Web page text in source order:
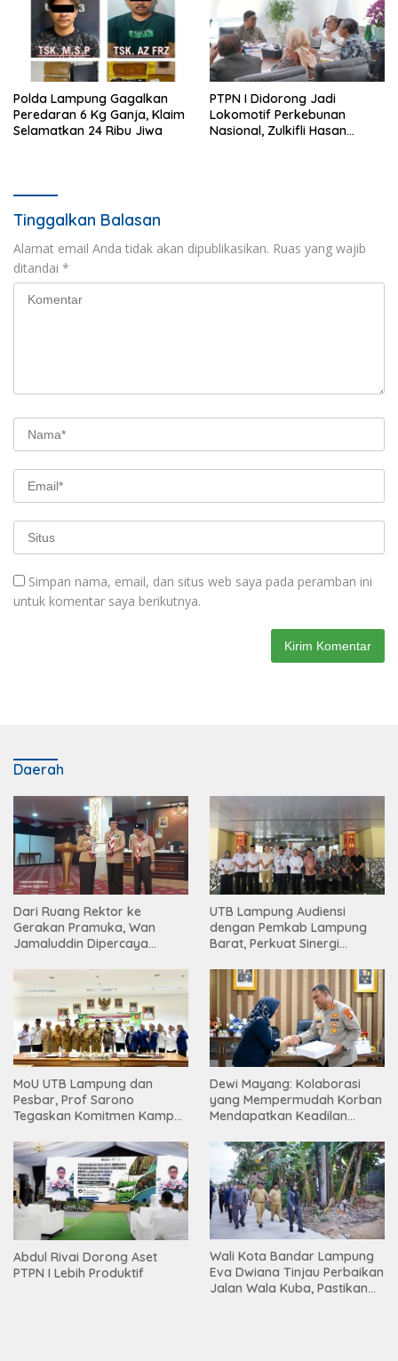
Polda Lampung Gagalkan
Peredaran 6 Kg Ganja, Klaim
Selamatkan 24 Ribu Jiwa
PTPN I Didorong Jadi
Lokomotif Perkebunan
Nasional, Zulkifli Hasan
Tinggalkan Balasan
Alamat email Anda tidak akan dipublikasikan. Ruas yang wajib
ditandai *
Simpan nama, email, dan situs web saya pada peramban ini
untuk komentar saya berikutnya.
Daerah
Dari Ruang Rektor ke
Gerakan Pramuka, Wan
Jamaluddin Dipercaya
UTB Lampung Audiensi
dengan Pemkab Lampung
Barat, Perkuat Sinergi
Tinggi
MoU UTB Lampung dan
Pesbar, Prof Sarono
Tegaskan Komitmen Kampus
Masyarakat
Dewi Mayang: Kolaborasi
yang Mempermudah Korban
Mendapatkan Keadilan
Abdul Rivai Dorong Aset
PTPN I Lebih Produktif
Wali Kota Bandar Lampung
Eva Dwiana Tinjau Perbaikan
Jalan Wala Kuba, Pastikan